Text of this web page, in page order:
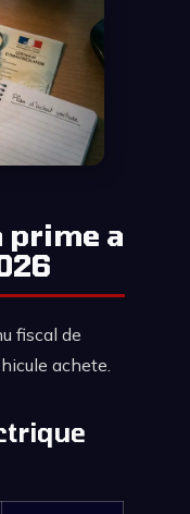
prime a
fiscal de
achete.